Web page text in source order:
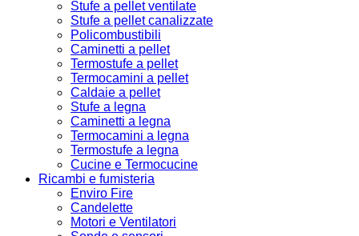
Stufe a pellet ventilate
Stufe a pellet canalizzate
Policombustibili
Caminetti a pellet
Termostufe a pellet
Termocamini a pellet
Caldaie a pellet
Stufe a legna
Caminetti a legna
Termocamini a legna
Termostufe a legna
Cucine e Termocucine
Ricambi e fumisteria
Enviro Fire
Candelette
Motori e Ventilatori